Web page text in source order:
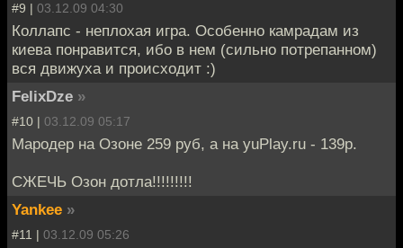
#9 | 03.12.09 04:30
Коллапс - неплохая игра. Особенно камрадам из
киева понравится, ибо в нем (сильно потрепанном)
вся движуха и происходит :)
FelixDze »
#10 | 03.12.09 05:17
Мародер на Озоне 259 руб, а на yuPlay.ru - 139р.
СЖЕЧЬ Озон дотла!!!!!!!!!
Yankee »
#11 | 03.12.09 05:26